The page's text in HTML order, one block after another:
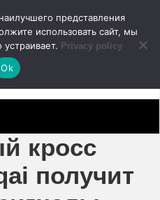
и не только, новинки зарубежного
автопрома
кросс
получит
представления
использовать сайт, мы
устраивает. Privacy policy
Ok